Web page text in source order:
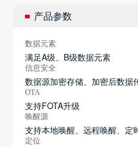
产品参数
数据元素
满足A级、B级数据元素
信息安全
数据源加密存储、加密后数据
OTA
支持FOTA升级
唤醒源
支持本地唤醒、远程唤醒、定
定位